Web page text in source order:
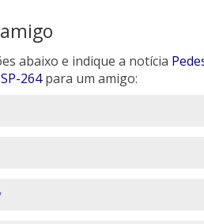
abaixo e indique a notícia
264para um amigo: